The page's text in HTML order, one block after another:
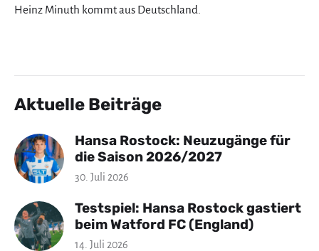
Heinz Minuth kommt aus Deutschland.
Aktuelle Beiträge
Hansa Rostock: Neuzugänge für
die Saison 2026/2027
30. Juli 2026
Testspiel: Hansa Rostock gastiert
beim Watford FC (England)
14. Juli 2026